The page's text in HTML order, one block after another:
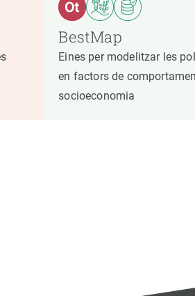
BestMap
Eines per modelitzar les
en factors de
socioeconomia